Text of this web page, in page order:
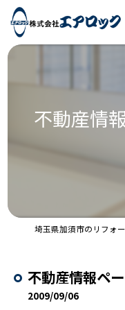
不動産情
不動産情報ペ
2009/09/06